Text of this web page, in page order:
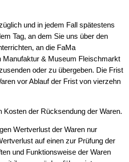
und in jedem Fall spätestens
Tag, an dem Sie uns über den
an die FaMa
Manufaktur & Museum Fleischmarkt
oder zu übergeben. Die Frist
vor Ablauf der Frist von vierzehn
Kosten der Rücksendung der Waren.
Wertverlust der Waren nur
auf einen zur Prüfung der
und Funktionsweise der Waren